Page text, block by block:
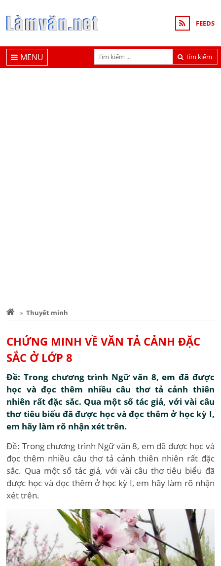
FEEDS
Tìm kiếm
MENU
Thuyết minh
CHỨNG MINH VỀ VĂN TẢ CẢNH ĐẶC
SẮC Ở LỚP 8
Đề: Trong chương trình Ngữ văn 8, em đã được
học và đọc thêm nhiều câu thơ tả cảnh thiên
nhiên rất đặc sắc. Qua một số tác giả, với vài câu
thơ tiêu biểu đã được học và đọc thêm ở học kỳ I,
em hãy làm rõ nhận xét trên.
Đề: Trong chương trình Ngữ văn 8, em đã được học và
đọc thêm nhiều câu thơ tả cảnh thiên nhiên rất đặc
sắc. Qua một số tác giả, với vài câu thơ tiêu biểu đã
được học và đọc thêm ở học kỳ I, em hãy làm rõ nhận
xét trên.